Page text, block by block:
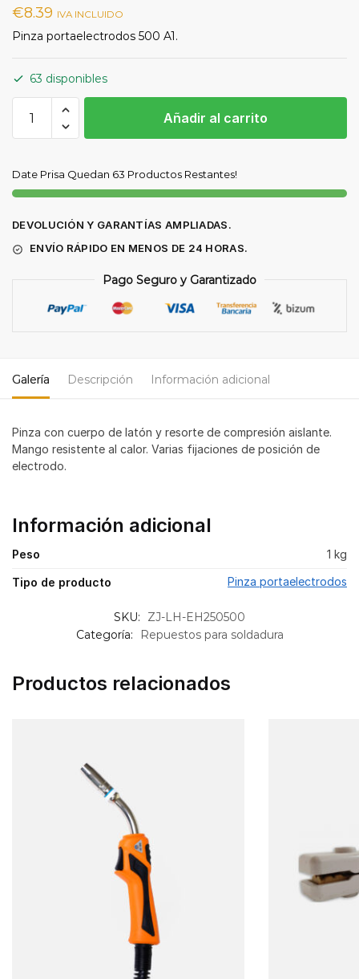
€8.39 IVA INCLUIDO
Pinza portaelectrodos 500 A1.
63 disponibles
PORTAELECTRODOS
cantidad
Añadir al carrito
Date Prisa Quedan 63 Productos Restantes!
DEVOLUCIÓN Y GARANTÍAS AMPLIADAS.
ENVÍO RÁPIDO EN MENOS DE 24 HORAS.
Pago Seguro y Garantizado
Galería Descripción Información adicional
Pinza con cuerpo de latón y resorte de compresión aislante.
Mango resistente al calor. Varias fijaciones de posición de
electrodo.
Información adicional
Peso 1 kg
Tipo de producto Pinza portaelectrodos
SKU:
ZJ-LH-EH250500
Categoría:
Repuestos para soldadura
Productos relacionados